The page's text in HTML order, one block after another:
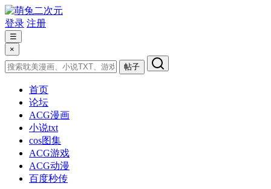
登录 注册
☰
×
帖子
首页
论坛
ACG漫画
小说txt
cos图集
ACG游戏
ACG动漫
百度秒传